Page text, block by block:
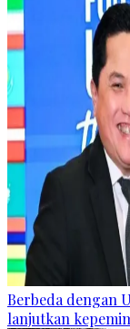
Berbeda dengan
lanjutkan